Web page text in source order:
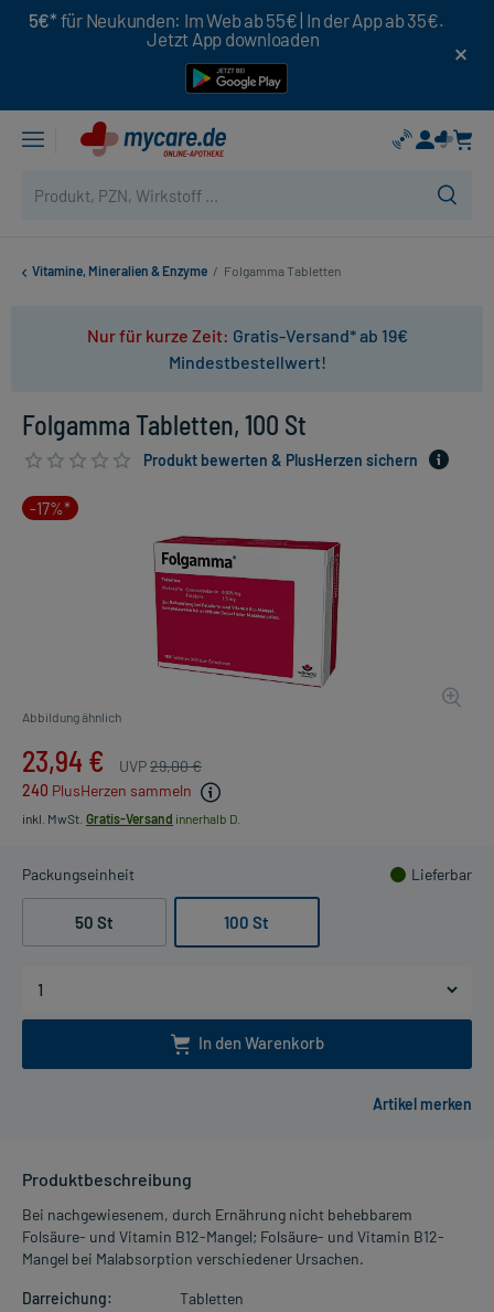
5€* für Neukunden: Im Web ab 55€ | In der App ab 35€.
Jetzt App downloaden
Vitamine, Mineralien & Enzyme / Folgamma Tabletten
Nur für kurze Zeit: Gratis-Versand* ab 19€
Mindestbestellwert!
Folgamma Tabletten, 100 St
Produkt bewerten & PlusHerzen sichern
-17%*
Abbildung ähnlich
23,94 € UVP29,00 €
240 PlusHerzen sammeln
inkl. MwSt. Gratis-Versand innerhalb D.
Packungseinheit Lieferbar
50 St 100 St
In den Warenkorb
Produktbeschreibung
Bei nachgewiesenem, durch Ernährung nicht behebbarem
Folsäure- und Vitamin B12-Mangel; Folsäure- und Vitamin B12-
Mangel bei Malabsorption verschiedener Ursachen.
Darreichung:
Tabletten